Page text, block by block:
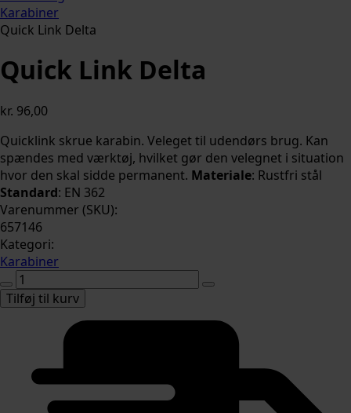
Karabiner
Quick Link Delta
Quick Link Delta
kr. 96,00
Quicklink skrue karabin. Veleget til udendørs brug. Kan
spændes med værktøj, hvilket gør den velegnet i situation
hvor den skal sidde permanent. Materiale: Rustfri stål
Standard: EN 362
Varenummer (SKU):
657146
Kategori:
Karabiner
Quick
Link
Delta
Tilføj til kurv